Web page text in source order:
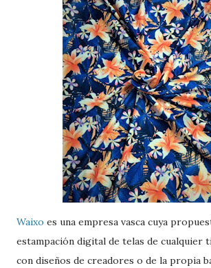
Waixo es una empresa vasca cuya
estampación digital de telas de cualquier
con diseños de creadores o de la propia